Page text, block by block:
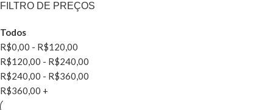
FILTRO DE PREÇOS
Todos
R$0,00 - R$120,00
R$120,00 - R$240,00
R$240,00 - R$360,00
R$360,00 +